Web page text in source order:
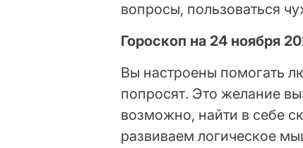
вопросы, пользоваться
Гороскоп на 24 ноября
Вы настроены помогать
попросят. Это желание
возможно, найти в себе
развиваем логическое